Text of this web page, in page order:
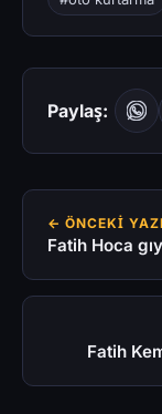
Paylaş:
← ÖNCEKI YAZI
Fatih Hoca
Fatih